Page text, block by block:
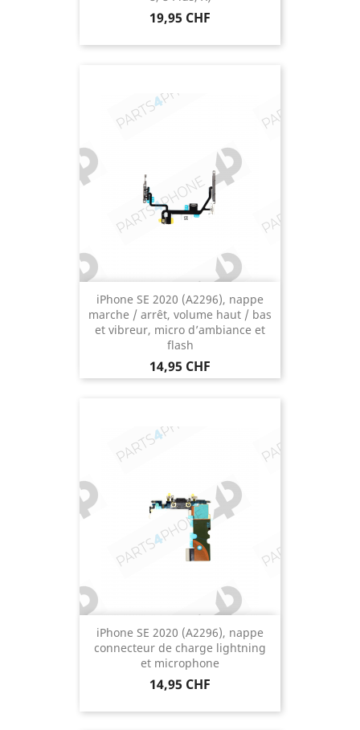
Prix
19,95 CHF
iPhone SE 2020 (A2296), nappe
marche / arrêt, volume haut / bas
et vibreur, micro d’ambiance et
flash
Prix
14,95 CHF
iPhone SE 2020 (A2296), nappe
connecteur de charge lightning
et microphone
Prix
14,95 CHF